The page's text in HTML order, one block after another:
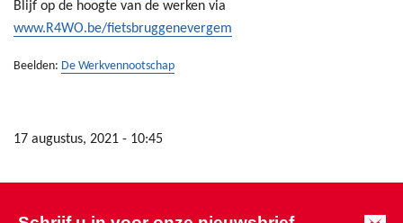
Blijf op de hoogte van de werken via
www.R4WO.be/fietsbruggenevergem
Beelden: De Werkvennootschap
17 augustus, 2021 - 10:45